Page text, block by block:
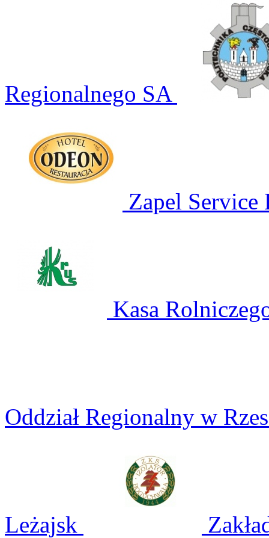
Regionalnego SA
Zapel Service
Kasa
Oddział Regionalny w
Leżajsk